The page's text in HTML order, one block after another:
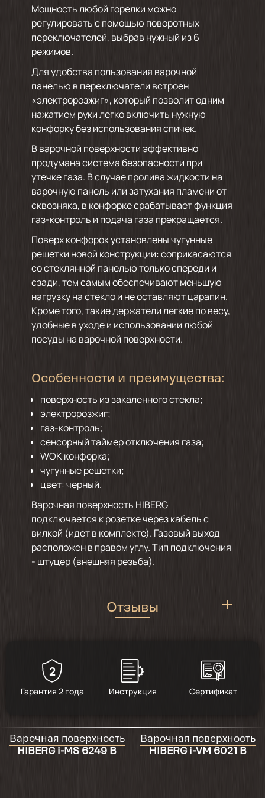
Мощность любой горелки можно
регулировать с помощью поворотных
переключателей, выбрав нужный из 6
режимов.
Для удобства пользования варочной
панелью в переключатели встроен
«электророзжиг», который позволит одним
нажатием руки легко включить нужную
конфорку без использования спичек.
В варочной поверхности эффективно
продумана система безопасности при
утечке газа. В случае пролива жидкости на
варочную панель или затухания пламени от
сквозняка, в конфорке срабатывает функция
газ-контроль и подача газа прекращается.
Поверх конфорок установлены чугунные
решетки новой конструкции: соприкасаются
со стеклянной панелью только спереди и
сзади, тем самым обеспечивают меньшую
нагрузку на стекло и не оставляют царапин.
Кроме того, такие держатели легкие по весу,
удобные в уходе и использовании любой
посуды на варочной поверхности.
Особенности и преимущества:
поверхность из закаленного стекла;
электророзжиг;
газ-контроль;
сенсорный таймер отключения газа;
WOK конфорка;
чугунные решетки;
цвет: черный.
Варочная поверхность HIBERG
подключается к розетке через кабель с
вилкой (идет в комплекте). Газовый выход
расположен в правом углу. Тип подключения
- штуцер (внешняя резьба).
Отзывы
13
товар не плохой,но надо комлектовать и
2
Гарантия 2 года Инструкция Сертификат
Варочная поверхность
HIBERG i-MS 6249 B
Варочная поверхность
HIBERG i-VM 6021 B